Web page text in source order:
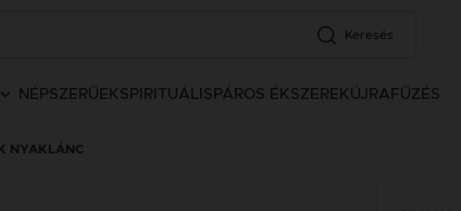
Keresés
NÉPSZERŰEK SPIRITUÁLIS PÁROS ÉKSZEREK ÚJRAFŰZÉS
NYAKLÁNC